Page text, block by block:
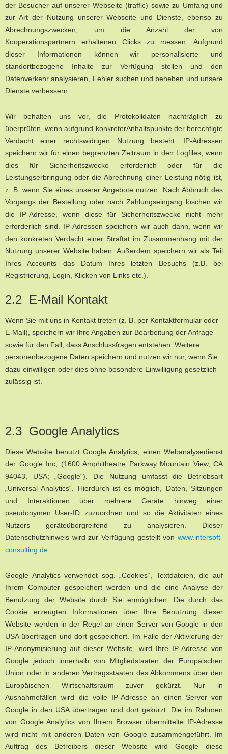
der Besucher auf unserer Webseite (traffic) sowie zu Umfang und
zur Art der Nutzung unserer Webseite und Dienste, ebenso zu
Abrechnungszwecken, um die Anzahl der von
Kooperationspartnern erhaltenen Clicks zu messen. Aufgrund
dieser Informationen können wir personalisierte und
standortbezogene Inhalte zur Verfügung stellen und den
Datenverkehr analysieren, Fehler suchen und beheben und unsere
Dienste verbessern.
Wir behalten uns vor, die Protokolldaten nachträglich zu
überprüfen, wenn aufgrund konkreterAnhaltspunkte der berechtigte
Verdacht einer rechtswidrigen Nutzung besteht. IP-Adressen
speichern wir für einen begrenzten Zeitraum in den Logfiles, wenn
dies für Sicherheitszwecke erforderlich oder für die
Leistungserbringung oder die Abrechnung einer Leistung nötig ist,
z. B. wenn Sie eines unserer Angebote nutzen. Nach Abbruch des
Vorgangs der Bestellung oder nach Zahlungseingang löschen wir
die IP-Adresse, wenn diese für Sicherheitszwecke nicht mehr
erforderlich sind. IP-Adressen speichern wir auch dann, wenn wir
den konkreten Verdacht einer Straftat im Zusammenhang mit der
Nutzung unserer Website haben. Außerdem speichern wir als Teil
Ihres Accounts das Datum Ihres letzten Besuchs (z.B. bei
Registrierung, Login, Klicken von Links etc.).
2.2 E-Mail Kontakt
Wenn Sie mit uns in Kontakt treten (z. B. per Kontaktformular oder
E-Mail), speichern wir Ihre Angaben zur Bearbeitung der Anfrage
sowie für den Fall, dass Anschlussfragen entstehen. Weitere
personenbezogene Daten speichern und nutzen wir nur, wenn Sie
dazu einwilligen oder dies ohne besondere Einwilligung gesetzlich
zulässig ist.
2.3 Google Analytics
Diese Website benutzt Google Analytics, einen Webanalysedienst
der Google Inc, (1600 Amphitheatre Parkway Mountain View, CA
94043, USA; „Google“). Die Nutzung umfasst die Betriebsart
„Universal Analytics“. Hierdurch ist es möglich, Daten, Sitzungen
und Interaktionen über mehrere Geräte hinweg einer
pseudonymen User-ID zuzuordnen und so die Aktivitäten eines
Nutzers geräteübergreifend zu analysieren. Dieser
Datenschutzhinweis wird zur Verfügung gestellt von www.intersoft-
consulting.de
Google Analytics verwendet sog. „Cookies“, Textdateien, die auf
Ihrem Computer gespeichert werden und die eine Analyse der
Benutzung der Website durch Sie ermöglichen. Die durch das
Cookie erzeugten Informationen über Ihre Benutzung dieser
Website werden in der Regel an einen Server von Google in den
USA übertragen und dort gespeichert. Im Falle der Aktivierung der
IP-Anonymisierung auf dieser Website, wird Ihre IP-Adresse von
Google jedoch innerhalb von Mitgliedstaaten der Europäischen
Union oder in anderen Vertragsstaaten des Abkommens über den
Europäischen Wirtschaftsraum zuvor gekürzt. Nur in
Ausnahmefällen wird die volle IP-Adresse an einen Server von
Google in den USA übertragen und dort gekürzt. Die im Rahmen
von Google Analytics von Ihrem Browser übermittelte IP-Adresse
wird nicht mit anderen Daten von Google zusammengeführt. Im
Auftrag des Betreibers dieser Website wird Google diese